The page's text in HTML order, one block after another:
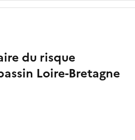
du risque
Loire-Bretagne